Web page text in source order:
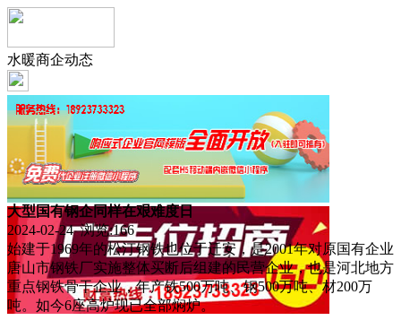
水暖商企动态
大型国有钢企同样在艰难度日
2024-02-24 浏览:166
始建于1969年的松汀钢铁也位于迁安，是2001年对原国有企业
唐山市钢铁厂实施整体买断后组建的民营企业，也是河北地方
重点钢铁骨干企业，年产铁500万吨、钢500万吨、材200万
吨。如今6座高炉现已全部焖炉。